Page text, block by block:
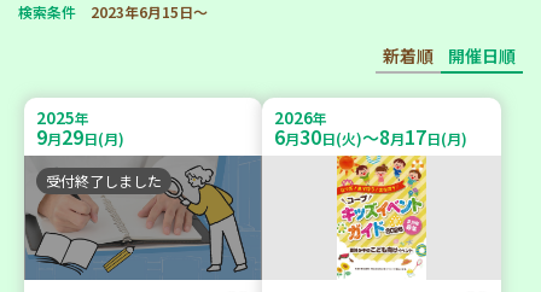
検索条件 2023年6月15日～
新着順 開催日順
2025年
9月29日(月)
受付終了しました
2026年
6月30日(火)～8月17日(月)